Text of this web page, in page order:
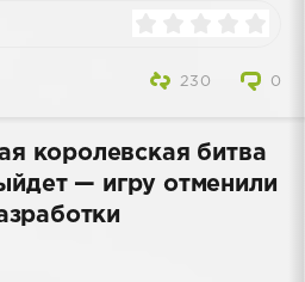
0
230
королевская битва
— игру отменили